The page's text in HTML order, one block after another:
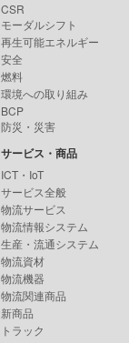
CSR
モーダルシフト
再生可能エネルギー
安全
燃料
環境への取り組み
BCP
防災・災害
サービス・商品
ICT・IoT
サービス全般
物流サービス
物流情報システム
生産・流通システム
物流資材
物流機器
物流関連商品
新商品
トラック